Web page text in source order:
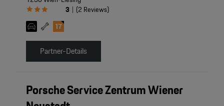
3 | (2 Reviews)
Partner-Details
Porsche Service Zentrum Wiener